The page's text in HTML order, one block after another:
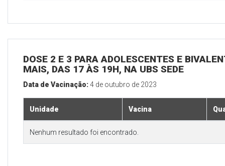
DOSE 2 E 3 PARA ADOLESCENTES E
MAIS, DAS 17 ÀS 19H, NA UBS SEDE
Data de Vacinação:4 de outubro de 2023
Unidade Vacina
Nenhum resultado foi encontrado.